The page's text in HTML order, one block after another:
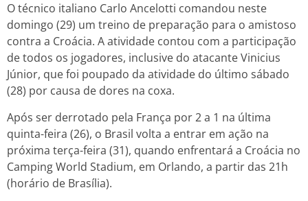
O técnico italiano Carlo Ancelotti comandou neste
domingo (29) um treino de preparação para o amistoso
contra a Croácia. A atividade contou com a participação
de todos os jogadores, inclusive do atacante Vinicius
Júnior, que foi poupado da atividade do último sábado
(28) por causa de dores na coxa.
Após ser derrotado pela França por 2 a 1 na última
quinta-feira (26), o Brasil volta a entrar em ação na
próxima terça-feira (31), quando enfrentará a Croácia no
Camping World Stadium, em Orlando, a partir das 21h
(horário de Brasília).